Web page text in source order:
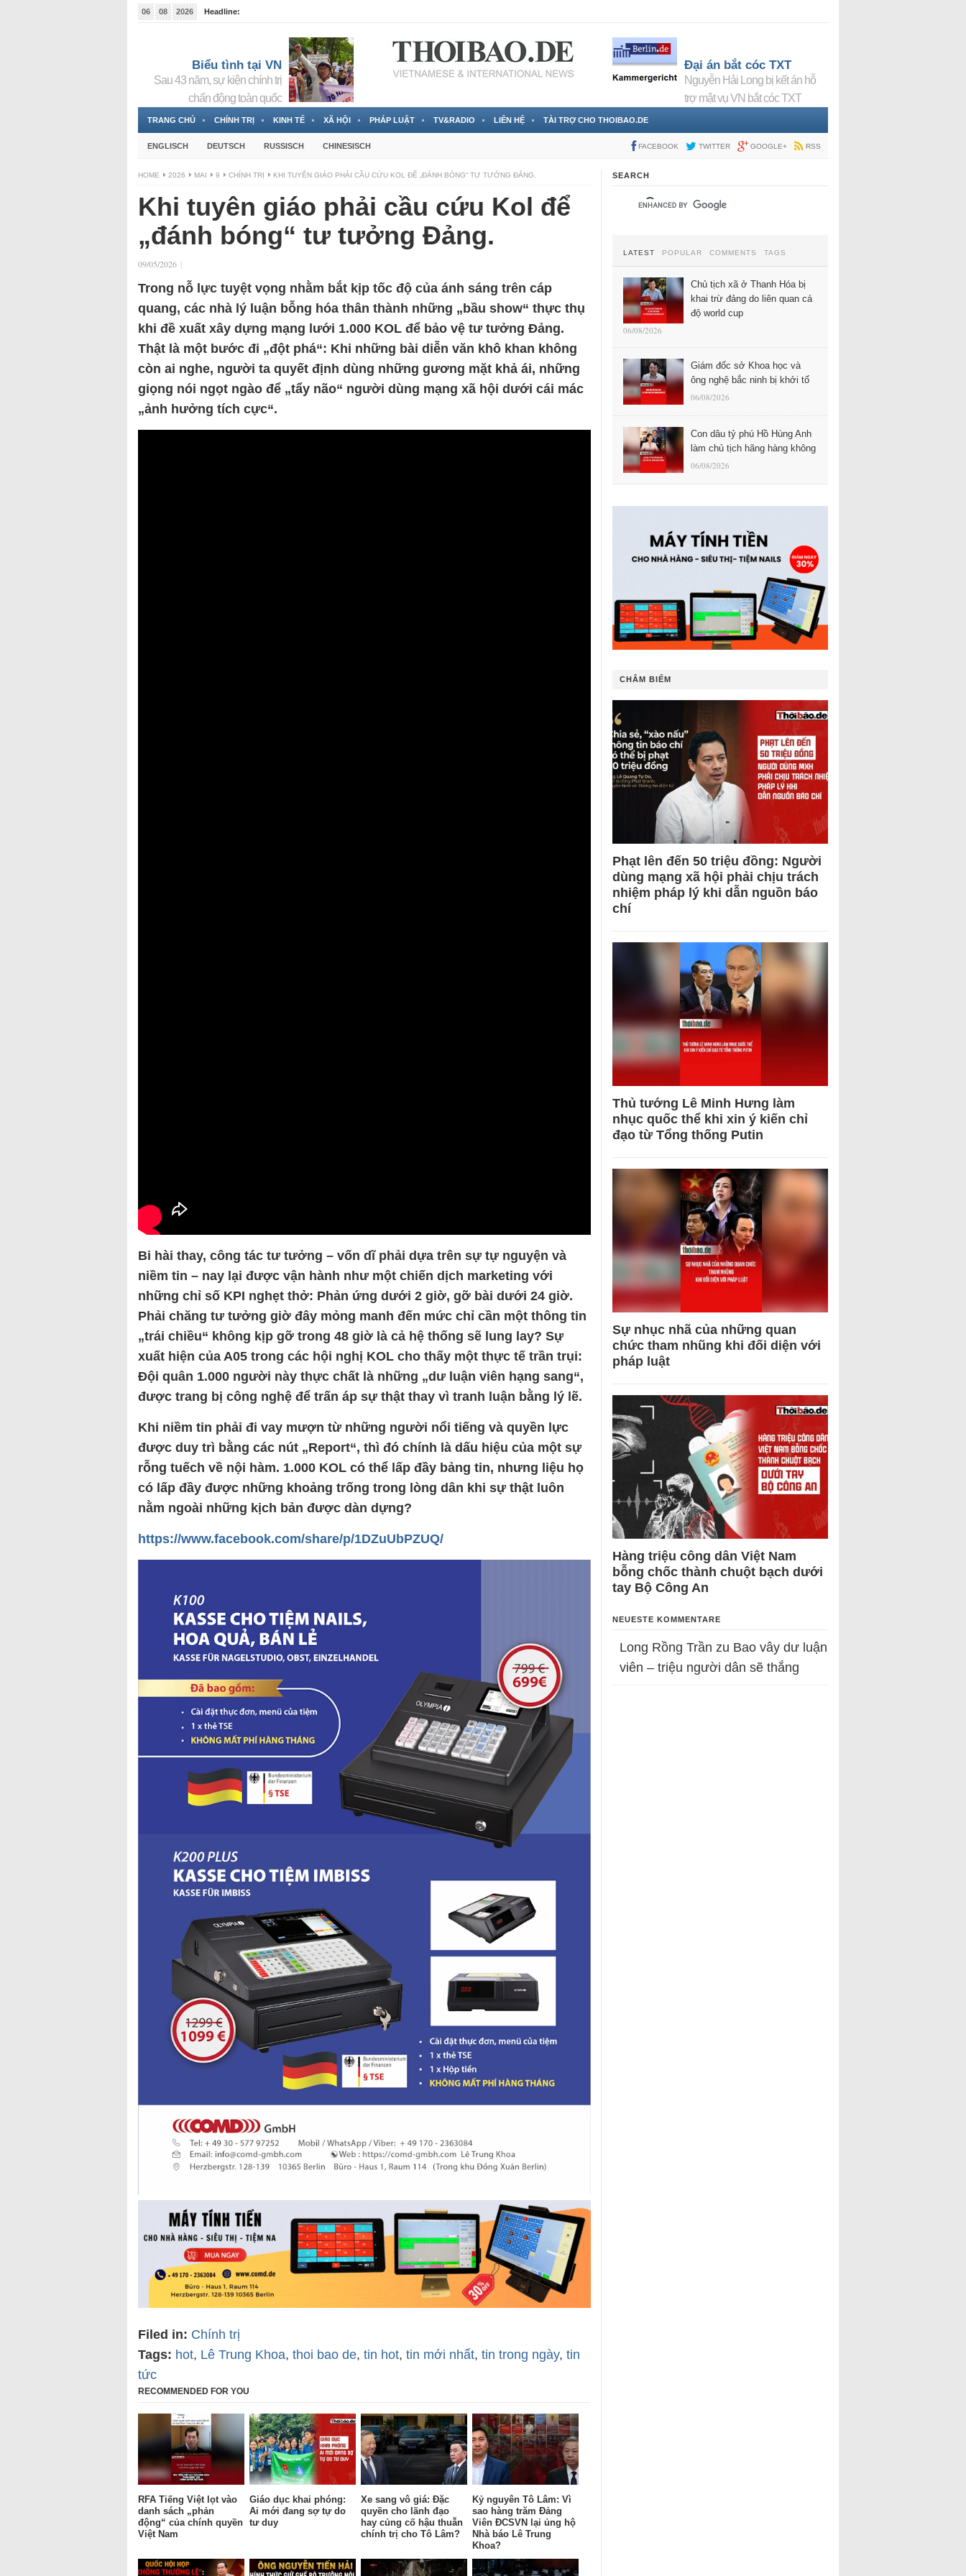
06 08 2026
Headline:
Biểu tình tại VN
Sau 43 năm, sự kiện chính trị
chấn động toàn quốc
Đại án bắt cóc TXT
Nguyễn Hải Long bị kết án hỗ
trợ mật vụ VN bắt cóc TXT
TRANG CHỦ CHÍNH TRỊ KINH TẾ XÃ HỘI PHÁP LUẬT TV&RADIO LIÊN HỆ TÀI TRỢ CHO THOIBAO.DE
ENGLISCH DEUTSCH RUSSISCH CHINESISCH FACEBOOK TWITTER GOOGLE+ RSS
HOME 2026 MAI 9 CHÍNH TRỊ KHI TUYÊN GIÁO PHẢI CẦU CỨU KOL ĐỂ „ĐÁNH BÓNG“ TƯ TƯỞNG ĐẢNG.
Khi tuyên giáo phải cầu cứu Kol để
„đánh bóng“ tư tưởng Đảng.
09/05/2026 |
Trong nỗ lực tuyệt vọng nhằm bắt kịp tốc độ của ánh sáng trên cáp
quang, các nhà lý luận bỗng hóa thân thành những „bầu show“ thực thụ
khi đề xuất xây dựng mạng lưới 1.000 KOL để bảo vệ tư tưởng Đảng.
Thật là một bước đi „đột phá“: Khi những bài diễn văn khô khan không
còn ai nghe, người ta quyết định dùng những gương mặt khả ái, những
giọng nói ngọt ngào để „tẩy não“ người dùng mạng xã hội dưới cái mác
„ảnh hưởng tích cực“.
Bi hài thay, công tác tư tưởng – vốn dĩ phải dựa trên sự tự nguyện và
niềm tin – nay lại được vận hành như một chiến dịch marketing với
những chỉ số KPI nghẹt thở: Phản ứng dưới 2 giờ, gỡ bài dưới 24 giờ.
Phải chăng tư tưởng giờ đây mỏng manh đến mức chỉ cần một thông tin
„trái chiều“ không kịp gỡ trong 48 giờ là cả hệ thống sẽ lung lay? Sự
xuất hiện của A05 trong các hội nghị KOL cho thấy một thực tế trần trụi:
Đội quân 1.000 người này thực chất là những „dư luận viên hạng sang“,
được trang bị công nghệ để trấn áp sự thật thay vì tranh luận bằng lý lẽ.
Khi niềm tin phải đi vay mượn từ những người nổi tiếng và quyền lực
được duy trì bằng các nút „Report“, thì đó chính là dấu hiệu của một sự
rỗng tuếch về nội hàm. 1.000 KOL có thể lấp đầy bảng tin, nhưng liệu họ
có lấp đầy được những khoảng trống trong lòng dân khi sự thật luôn
nằm ngoài những kịch bản được dàn dựng?
https://www.facebook.com/share/p/1DZuUbPZUQ/
Filed in: Chính trị
Tags: hot, Lê Trung Khoa, thoi bao de, tin hot, tin mới nhất, tin trong ngày, tin
tức
RECOMMENDED FOR YOU
RFA Tiếng Việt lọt vào
danh sách „phản
động“ của chính quyền
Việt Nam
Giáo dục khai phóng:
Ai mới đang sợ tự do
tư duy
Xe sang vô giá: Đặc
quyền cho lãnh đạo
hay củng cố hậu thuẫn
chính trị cho Tô Lâm?
Kỷ nguyên Tô Lâm: Vì
sao hàng trăm Đảng
Viên ĐCSVN lại ủng hộ
Nhà báo Lê Trung
Khoa?
SEARCH
LATEST POPULAR COMMENTS TAGS
Chủ tịch xã ở Thanh Hóa bị
khai trừ đảng do liên quan cá
độ world cup
06/08/2026
Giám đốc sở Khoa học và
ông nghệ bắc ninh bị khởi tố
06/08/2026
Con dâu tỷ phú Hồ Hùng Anh
làm chủ tịch hãng hàng không
06/08/2026
CHÂM BIẾM
Phạt lên đến 50 triệu đồng: Người
dùng mạng xã hội phải chịu trách
nhiệm pháp lý khi dẫn nguồn báo
chí
Thủ tướng Lê Minh Hưng làm
nhục quốc thể khi xin ý kiến chỉ
đạo từ Tổng thống Putin
Sự nhục nhã của những quan
chức tham nhũng khi đối diện với
pháp luật
Hàng triệu công dân Việt Nam
bỗng chốc thành chuột bạch dưới
tay Bộ Công An
NEUESTE KOMMENTARE
Long Rồng Trần zu Bao vây dư luận
viên – triệu người dân sẽ thắng